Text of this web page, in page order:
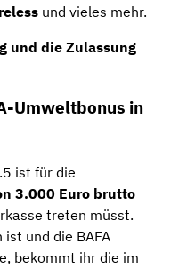
und vieles mehr.
und die Zulassung
Umweltbonus in
ist für die
3.000 Euro brutto
treten müsst.
ist und die BAFA
bekommt ihr die im